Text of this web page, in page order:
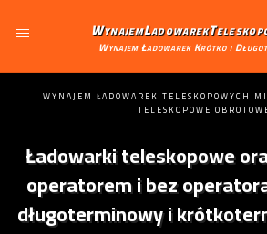
Wynajem Ładowarek Krótko i
WYNAJEM ŁADOWAREK TELESKOPOWYCH
TELESKOPOWE
Ładowarki teleskopowe
operatorem i bez
długoterminowy i